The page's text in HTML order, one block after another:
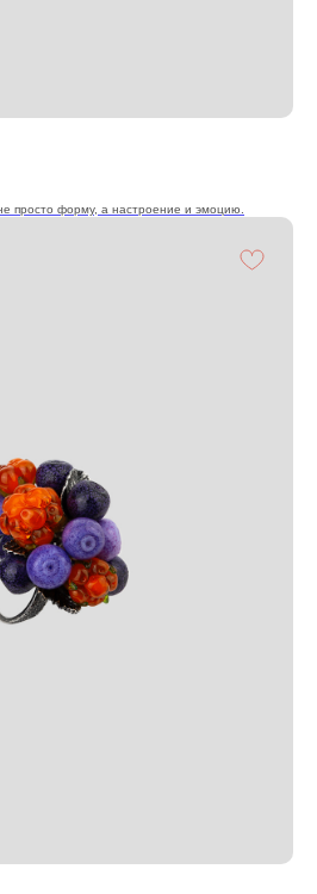
просто форму, а настроение и эмоцию.